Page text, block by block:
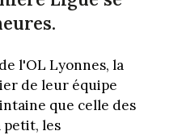
l'OL Lyonnes, la
de leur équipe
que celle des
petit, les